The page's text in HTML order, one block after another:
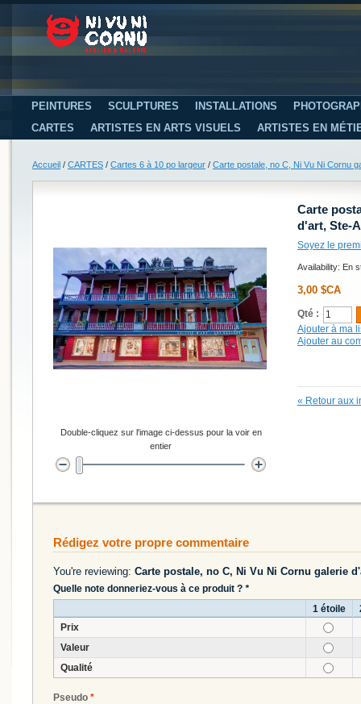
PEINTURES SCULPTURES INSTALLATIONS
CARTES
ARTISTES EN ARTS VISUELS ARTISTES EN
Accueil / CARTES / Cartes 6 à 10 po largeur / Carte postale, no C, Ni Vu Ni Cornu
Carte
d'art, Ste-
Soyez le
Availability: En
3,00 $CA
Qté :
Ajouter à ma
Ajouter au
« Retour aux
Double-cliquez sur l'image ci-dessus pour la voir en
entier
Rédigez votre propre commentaire
You're reviewing: Carte postale, no C, Ni Vu Ni Cornu galerie
Quelle note donneriez-vous à ce produit ? *
1 étoile
Prix
Valeur
Qualité
*
Pseudo